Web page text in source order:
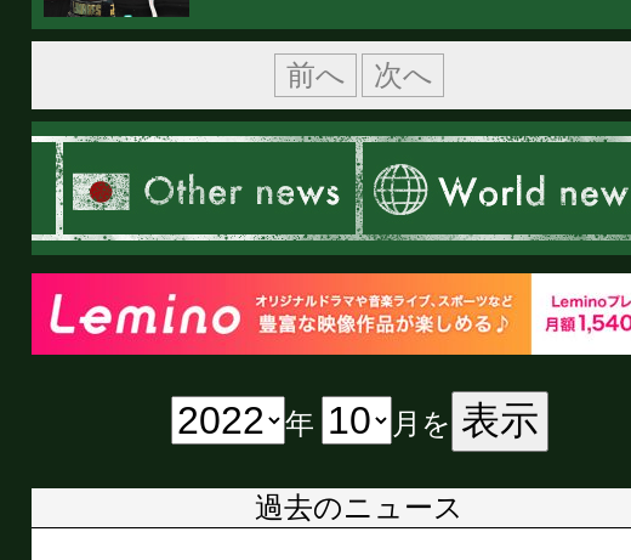
前へ 次へ
年 月を 表示
過去のニュース